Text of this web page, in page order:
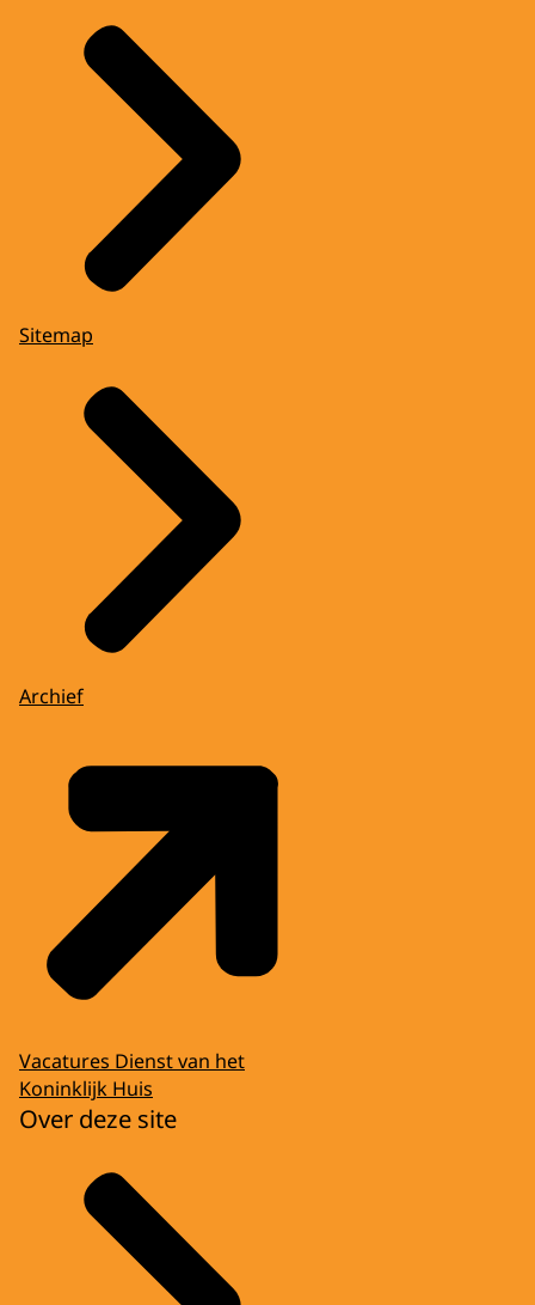
Sitemap
Archief
Vacatures Dienst van het
Koninklijk Huis
Over deze site